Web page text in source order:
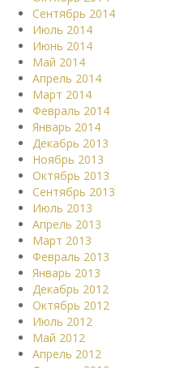
Сентябрь 2014
Июль 2014
Июнь 2014
Май 2014
Апрель 2014
Март 2014
Февраль 2014
Январь 2014
Декабрь 2013
Ноябрь 2013
Октябрь 2013
Сентябрь 2013
Июль 2013
Апрель 2013
Март 2013
Февраль 2013
Январь 2013
Декабрь 2012
Октябрь 2012
Июль 2012
Май 2012
Апрель 2012